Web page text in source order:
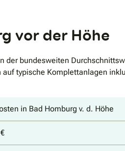
vor der Höhe
der bundesweiten
typische Komplettanlagen
in Bad Homburg v. d. Höhe